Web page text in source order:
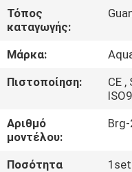
ΠΕΡΊΠΟΥ
ΕΜΕΊΣ
ΓΎΡΟΣ
ΕΡΓΟΣΤΑΣΊΩΝ
ΠΟΙΟΤΙΚΌΣ
Τόπος
καταγωγής:
Μάρκα:
Πιστοποίηση:
CE ,
Αριθμό
μοντέλου:
Ποσότητα
1set